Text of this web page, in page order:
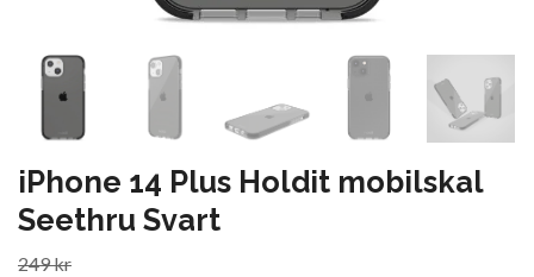
iPhone 14 Plus Holdit mobilskal
Seethru Svart
249 kr